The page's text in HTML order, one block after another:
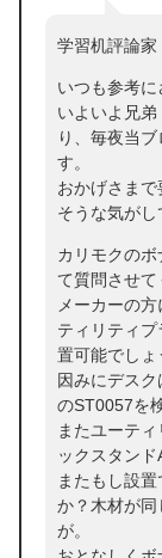
学習机評論
いつも参考に
いよいよ兄
り、毎夜当
す。
おかげさま
そうな気がし
カリモクの
て質問させて
メーカーの
ティリティ
置可能でしょ
因みにデス
のST0057を
またユーテ
ックスタンド
またもし設
か？木材が
が。